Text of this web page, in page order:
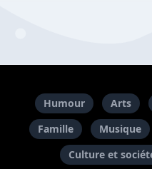
Humour Arts
Famille
Musique
Culture et